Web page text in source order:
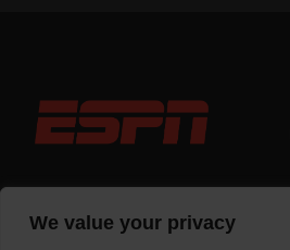
We value your privacy